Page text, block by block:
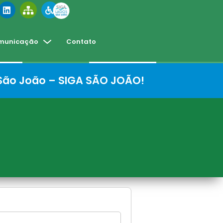
Contato
João – SIGA SÃO JOÃO!